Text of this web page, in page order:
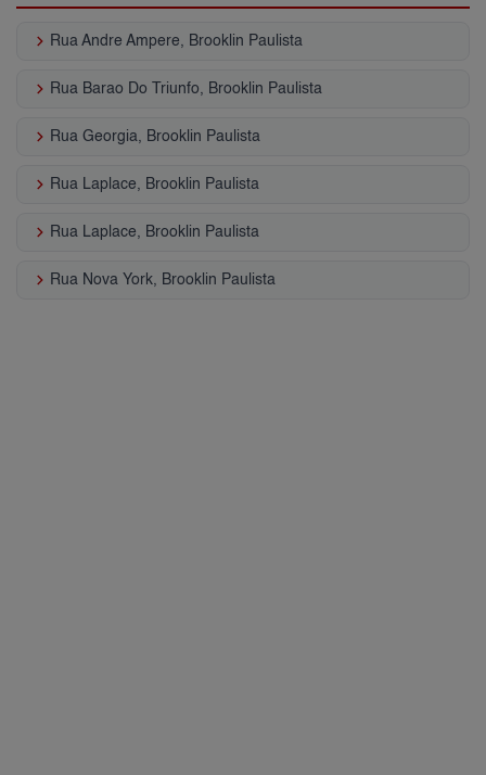
keyboard_arrow_right Rua Andre Ampere, Brooklin Paulista
keyboard_arrow_right Rua Barao Do Triunfo, Brooklin Paulista
keyboard_arrow_right Rua Georgia, Brooklin Paulista
keyboard_arrow_right Rua Laplace, Brooklin Paulista
keyboard_arrow_right Rua Laplace, Brooklin Paulista
keyboard_arrow_right Rua Nova York, Brooklin Paulista